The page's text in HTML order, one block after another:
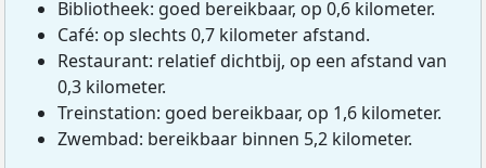
Bibliotheek: goed bereikbaar, op 0,6 kilometer.
Café: op slechts 0,7 kilometer afstand.
Restaurant: relatief dichtbij, op een afstand van
0,3 kilometer.
Treinstation: goed bereikbaar, op 1,6 kilometer.
Zwembad: bereikbaar binnen 5,2 kilometer.